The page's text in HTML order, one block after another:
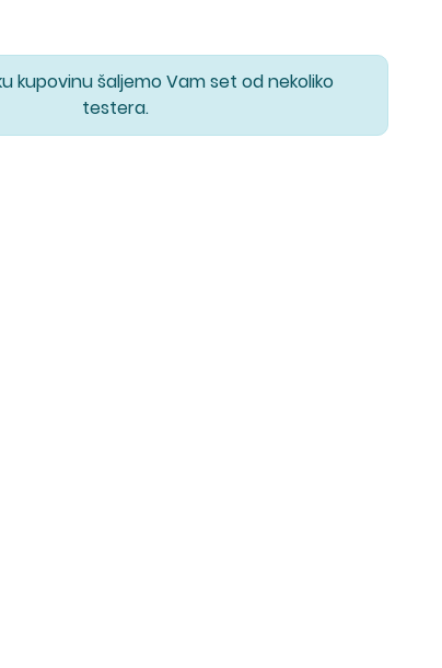
kupovinu šaljemo Vam set od nekoliko
testera.